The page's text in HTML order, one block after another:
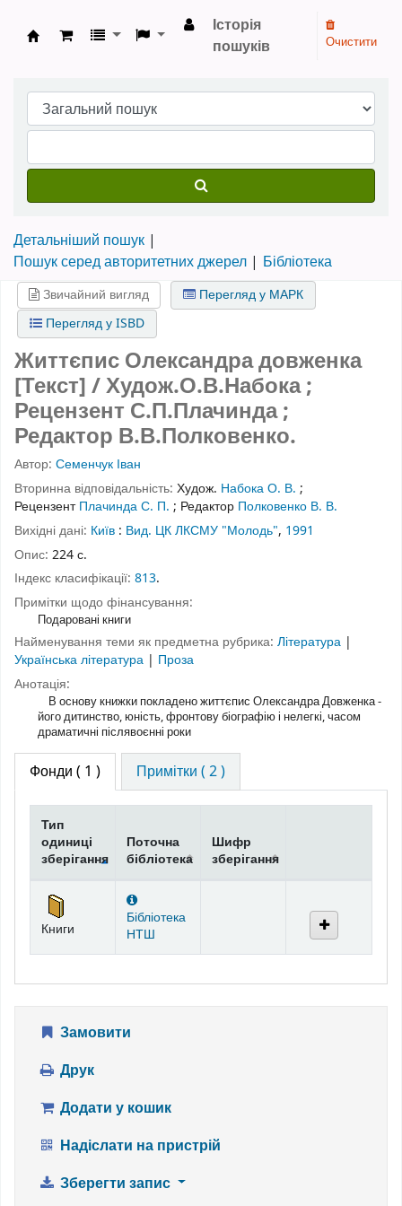
Бібліотека НТШ › Електронний каталог
Історія
пошуків
Очистити
Детальніший пошук
Пошук серед авторитетних джерел
Бібліотека
Звичайний вигляд
Перегляд у МАРК
Перегляд у ISBD
Життєпис Олександра довженка
[Текст] / Худож.О.В.Набока ;
Рецензент С.П.Плачинда ;
Редактор В.В.Полковенко.
Автор: Семенчук Іван
Вторинна відповідальність: Худож. Набока О. В. ;
РецензентПлачинда С. П. ; Редактор Полковенко В. В.
Вихідні дані: Київ : Вид. ЦК ЛКСМУ "Молодь", 1991
Опис: 224 с.
Індекс класифікації: 813.
Примітки щодо фінансування:
Подаровані книги
Найменування теми як предметна рубрика: Література |
Українська література | Проза
Анотація:
В основу книжки покладено життєпис Олександра Довженка -
його дитинство, юність, фронтову біографію і нелегкі, часом
драматичні післявоєнні роки
Фонди ( 1 ) Примітки ( 2 )
Тип
одиниці
зберігання
Поточна
бібліотека
Шифр
зберігання
Книги
Бібліотека
НТШ
Замовити
Друк
Додати у кошик
Надіслати на пристрій
Зберегти запис